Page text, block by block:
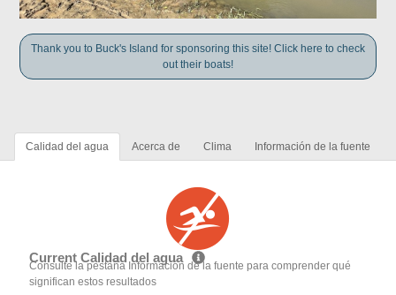
Thank you to Buck's Island for sponsoring this site! Click here to check
out their boats!
Calidad del agua Acerca de Clima Información de la fuente
Current Calidad del agua
Consulte la pestaña Información de la fuente para comprender qué
significan estos resultados